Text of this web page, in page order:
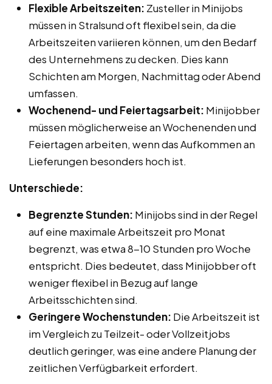
Flexible Arbeitszeiten: Zusteller in Minijobs
müssen in Stralsund oft flexibel sein, da die
Arbeitszeiten variieren können, um den Bedarf
des Unternehmens zu decken. Dies kann
Schichten am Morgen, Nachmittag oder Abend
umfassen.
Wochenend- und Feiertagsarbeit: Minijobber
müssen möglicherweise an Wochenenden und
Feiertagen arbeiten, wenn das Aufkommen an
Lieferungen besonders hoch ist.
Unterschiede:
Begrenzte Stunden: Minijobs sind in der Regel
auf eine maximale Arbeitszeit pro Monat
begrenzt, was etwa 8-10 Stunden pro Woche
entspricht. Dies bedeutet, dass Minijobber oft
weniger flexibel in Bezug auf lange
Arbeitsschichten sind.
Geringere Wochenstunden: Die Arbeitszeit ist
im Vergleich zu Teilzeit- oder Vollzeitjobs
deutlich geringer, was eine andere Planung der
zeitlichen Verfügbarkeit erfordert.